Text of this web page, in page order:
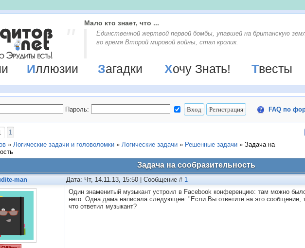
Мало кто знает, что ...
Единственной жертвой первой бомбы, упавшей на британскую
во время Второй мировой войны, стал кролик.
Иллюзии Загадки Хочу Знать! Твесты
Пароль: FAQ по
1
» Логические задачи и головоломки » Логические задачи » Решенные задачи » Задача на
Задача на сообразительность
man Дата: Чт, 14.11.13, 15:50 | Сообщение # 1
Один знаменитый музыкант устроил в Facebook конференцию: там можно
него. Одна дама написала следующее: "Если Вы ответите на это сообщение,
что ответил музыкант?